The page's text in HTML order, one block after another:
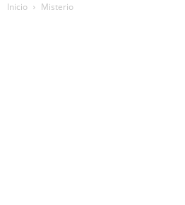
Inicio Misterio